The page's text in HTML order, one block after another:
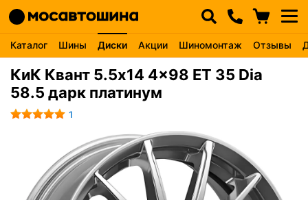
Каталог Шины Диски Акции Шиномонтаж Отзывы
КиК Квант 5.5x14 4x98 ET 35 Dia
58.5 дарк платинум
1